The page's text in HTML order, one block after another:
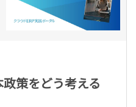
策をどう考える